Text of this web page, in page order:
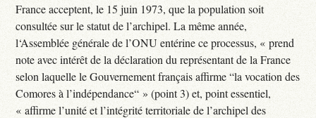
France acceptent, le 15 juin 1973, que la population soit
consultée sur le statut de l’archipel. La même année,
l‘Assemblée générale de l’ONU entérine ce processus, « prend
note avec intérêt de la déclaration du représentant de la France
selon laquelle le Gouvernement français affirme “la vocation des
Comores à l’indépendance“ » (point 3) et, point essentiel,
« affirme l’unité et l’intégrité territoriale de l’archipel des